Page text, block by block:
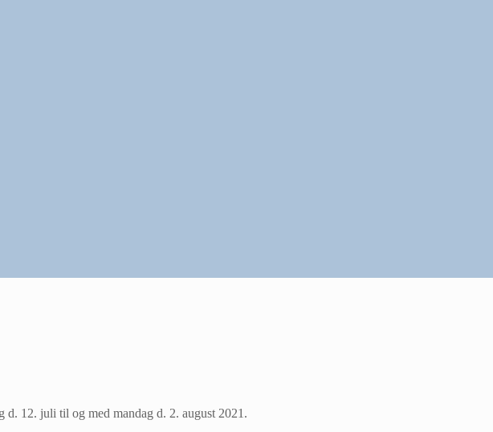
d. 12. juli til og med mandag d. 2. august 2021.